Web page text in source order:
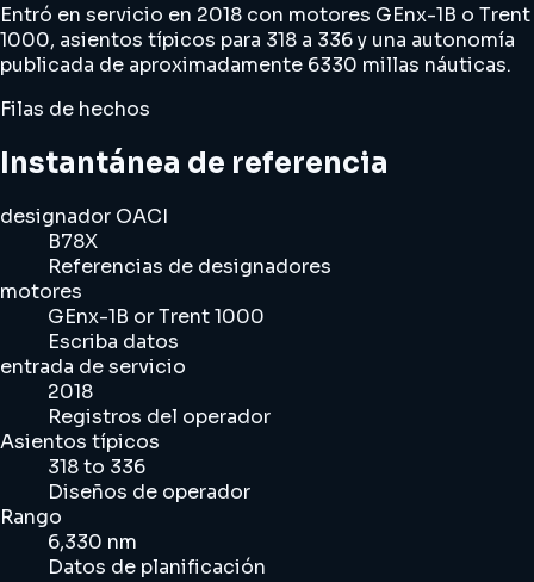
Entró en servicio en 2018 con motores GEnx-1B o Trent
1000, asientos típicos para 318 a 336 y una autonomía
publicada de aproximadamente 6330 millas náuticas.
Filas de hechos
Instantánea de referencia
designador OACI
B78X
Referencias de designadores
motores
GEnx-1B or Trent 1000
Escriba datos
entrada de servicio
2018
Registros del operador
Asientos típicos
318 to 336
Diseños de operador
Rango
6,330 nm
Datos de planificación